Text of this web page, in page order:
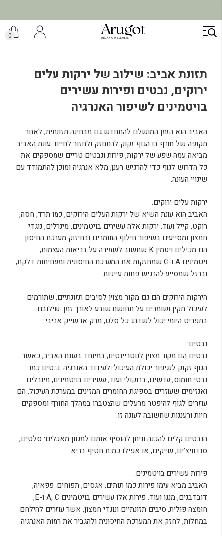
דילוג
לתוכן
0
תזונת אביב: שילוב של ירקות עלים
ירוקים, נבטים ופירות עשירים
בויטמינים לשיפור האנרגיה
האביב הוא הזמן המושלם להתחדש גם מבחינה תזונתית, לאחר
תקופה של חורף בו הגוף זקוק להתחזק ולחזור לחיים. עונת האביב
מביאה עמה שפע של ירקות, פירות ונבטים טריים שמספקים את
כל הדרוש לגוף כדי להרגיש רענן, מלא אנרגיה ומוכן להתמודד עם
שינויי העונה.
ירקות עלים ירוקים:
האביב הוא עונת השיא של ירקות העלים הירוקים, כמו תרד, חסה,
רוקט, קייל ועוד. ירקות אלה עשירים בויטמינים, מינרלים, נוגדי
חמצון ומסייעים בשיפור חילוף החומרים ובחיזוק מערכת החיסון.
הם מכילים ויטמין K שחשוב לשמירה על בריאות העצמות,
ויטמינים A ו-C שמחזקות את המערכת החיסונית ומפחיתות דלקת,
וברזל שמסייע להרגיש פחות עייפות.
הירקות הירוקים הם גם מקור מצוין לסיבים תזונתיים, שתורמים
לעיכול תקין ושומרים על תחושת שובע לאורך זמן. שילובם
בתפריט היומי יכול לשדרג כל סלט, מרק או שייק אביבי.
נבטים:
נבטים הם מקור מצוין לנוטריינטים, במיוחד בעונת האביב, כאשר
הגוף זקוק לשיפור יכולת העיכול ולעידוד האנרגיה. נבטים כמו
נבטי חומוס, עדשים, ברוקולי ועוד, עשירים בויטמינים, מינרלים
ואנזימים שעוזרים בספיגת החומרים המזינים במערכת העיכול. הם
עוזרים לגוף להיפטר מרעלים שהצטברו במהלך החורף ומספקים
חיות ורעננות שחשובה לעונה זו.
הנבטים קלים להכנה וניתן להוסיף אותם למגוון מאכלים: סלטים,
סנדוויצ'ים, שייקים, או אפילו כמנת חטיף בריא.
פירות עשירים בויטמינים:
האביב מביא עימו פירות כמו תותים, אגסים, תפוחים, פפאיה,
דובדבנים, מנגו ועוד. פירות אלו עשירים בויטמינים A, C ו-E,
חומצה פולית, סיבים תזונתיים ונוגדי חמצון, אשר עוזרים להילחם
במחלות, לחזק את המערכת החיסונית ולהגביר את רמות האנרגיה.